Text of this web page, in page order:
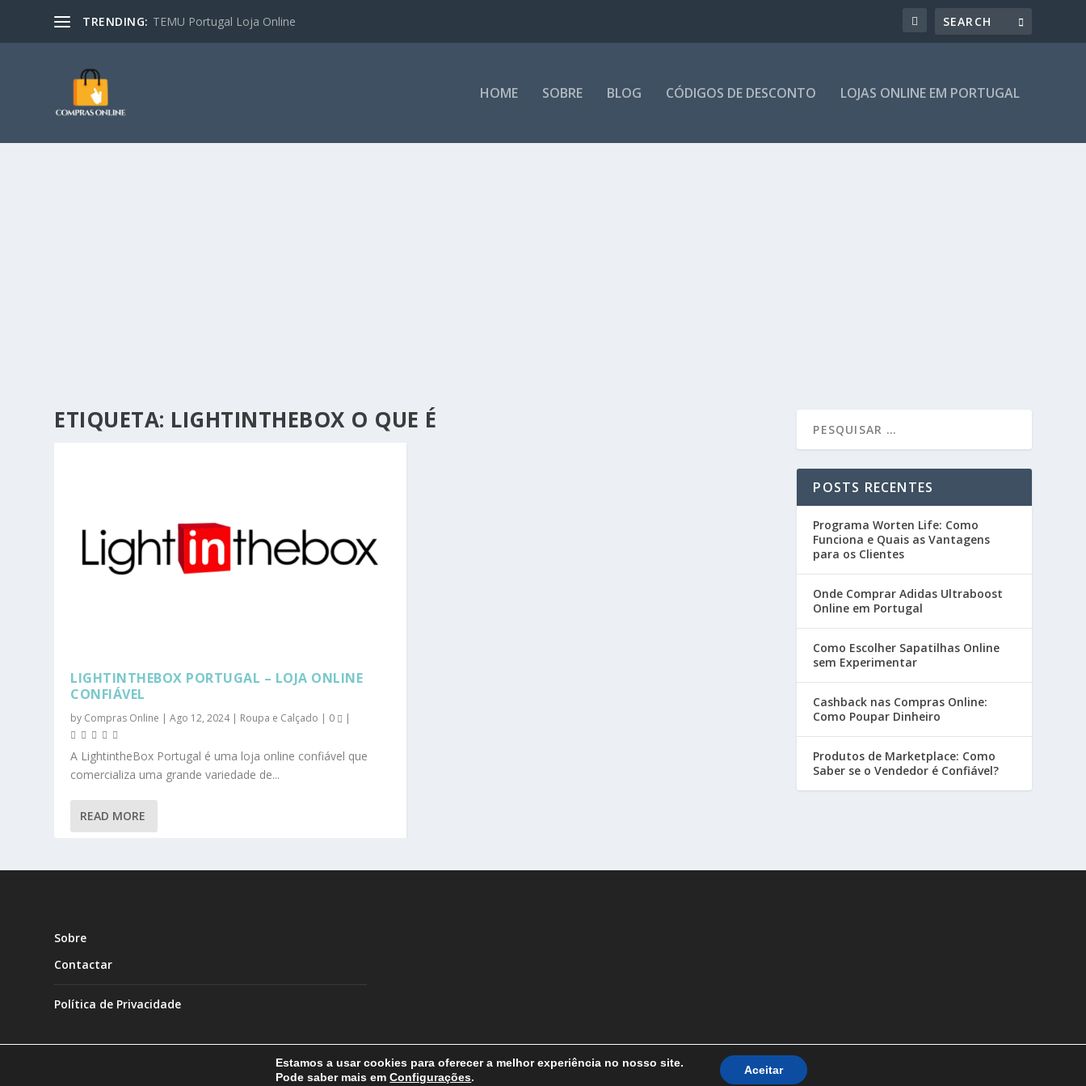
TRENDING: TEMU Portugal Loja Online
HOME SOBRE BLOG CÓDIGOS DE DESCONTO LOJAS ONLINE EM PORTUGAL
ETIQUETA: LIGHTINTHEBOX O QUE É
LIGHTINTHEBOX PORTUGAL – LOJA ONLINE
CONFIÁVEL
by Compras Online |Ago 12, 2024| Roupa e Calçado | 0 |
A LightintheBox Portugal é uma loja online confiável que
comercializa uma grande variedade de...
READ MORE
POSTS RECENTES
Programa Worten Life: Como
Funciona e Quais as Vantagens
para os Clientes
Onde Comprar Adidas Ultraboost
Online em Portugal
Como Escolher Sapatilhas Online
sem Experimentar
Cashback nas Compras Online:
Como Poupar Dinheiro
Produtos de Marketplace: Como
Saber se o Vendedor é Confiável?
Sobre
Contactar
Política de Privacidade
Estamos a usar cookies para oferecer a melhor experiência no nosso site.
Pode saber mais emConfigurações.
Aceitar